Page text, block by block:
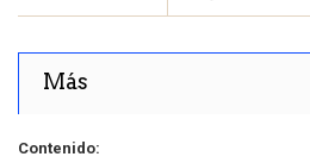
Más
Contenido: